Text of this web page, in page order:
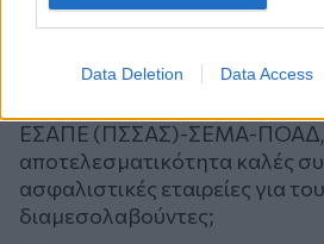
Data Deletion Data Access
ΕΣΑΠΕ (ΠΣΣΑΣ)-ΣΕΜΑ-ΠΟΑΔ,
αποτελεσματικότητα καλές
ασφαλιστικές εταιρείες για
διαμεσολαβούντες;